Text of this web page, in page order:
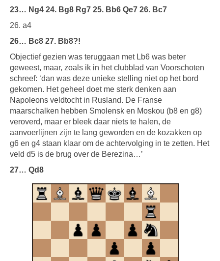
23… Ng4 24. Bg8 Rg7 25. Bb6 Qe7 26. Bc7
26. a4
26… Bc8 27. Bb8?!
Objectief gezien was teruggaan met Lb6 was beter
geweest, maar, zoals ik in het clubblad van Voorschoten
schreef: ‘dan was deze unieke stelling niet op het bord
gekomen. Het geheel doet me sterk denken aan
Napoleons veldtocht in Rusland. De Franse
maarschalken hebben Smolensk en Moskou (b8 en g8)
veroverd, maar er bleek daar niets te halen, de
aanvoerlijnen zijn te lang geworden en de kozakken op
g6 en g4 staan klaar om de achtervolging in te zetten. Het
veld d5 is de brug over de Berezina…’
27… Qd8